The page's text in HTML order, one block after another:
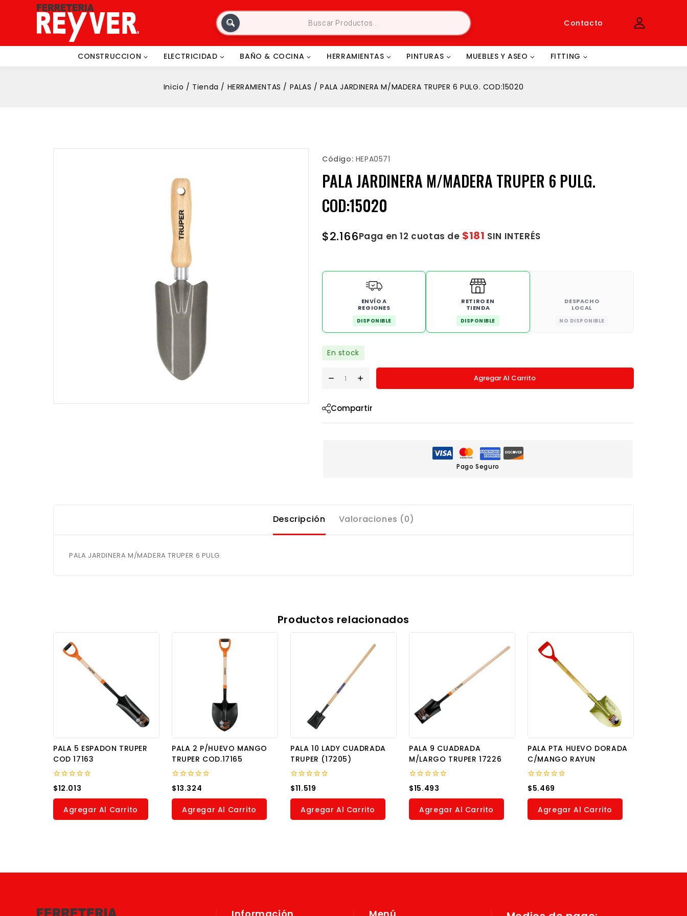
Contacto
CONSTRUCCION ELECTRICIDAD BAÑO & COCINA HERRAMIENTAS PINTURAS MUEBLES Y ASEO FITTING
Inicio / Tienda / HERRAMIENTAS / PALAS / PALA JARDINERA M/MADERA TRUPER 6 PULG. COD:15020
Código: HEPA0571
PALA JARDINERA M/MADERA TRUPER 6 PULG.
COD:15020
$2.166Paga en 12 cuotas de $181 SIN INTERÉS
ENVÍO A
REGIONES
DISPONIBLE
RETIRO EN
TIENDA
DISPONIBLE
DESPACHO
LOCAL
NO DISPONIBLE
En stock
Agregar Al Carrito
Compartir
Pago Seguro
Descripción Valoraciones (0)
PALA JARDINERA M/MADERA TRUPER 6 PULG.
Productos relacionados
PALA 5 ESPADON TRUPER
COD 17163
0
out
of
$12.013
Agregar Al Carrito
PALA 2 P/HUEVO MANGO
TRUPER COD.17165
0
out
of
$13.324
Agregar Al Carrito
PALA 10 LADY CUADRADA
TRUPER (17205)
0
out
of
$11.519
Agregar Al Carrito
PALA 9 CUADRADA
M/LARGO TRUPER 17226
0
out
of
$15.493
Agregar Al Carrito
PALA PTA HUEVO DORADA
C/MANGO RAYUN
0
out
of
$5.469
Agregar Al Carrito